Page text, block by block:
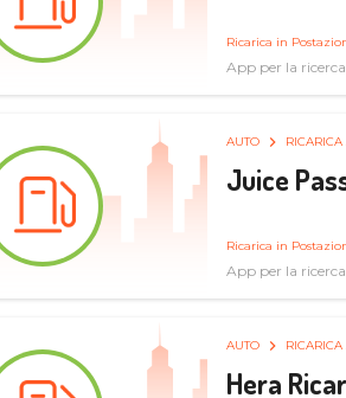
Ricarica in
App per la
AUTO
Juice
Ricarica in
App per la
AUTO
Hera